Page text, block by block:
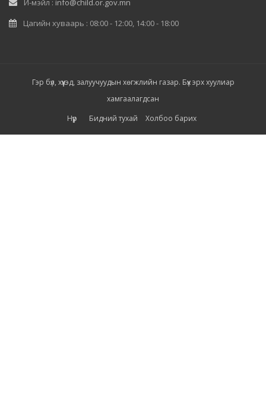
И-мэйл : info@child.or.gov.mn
Цагийн хуваарь : 08:00 - 12:00, 14:00 - 18:00
Гэр бүл, хүүхэд, залуучуудын хөгжлийн газар. Бүх эрх хуулиар
хамгаалагдсан
Нүүр
Бидний тухай Холбоо барих